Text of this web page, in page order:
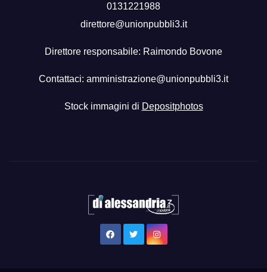
0131221988
direttore@unionpubbli3.it
Direttore responsabile: Raimondo Bovone
Contattaci: amministrazione@unionpubbli3.it
Stock immagini di Depositphotos